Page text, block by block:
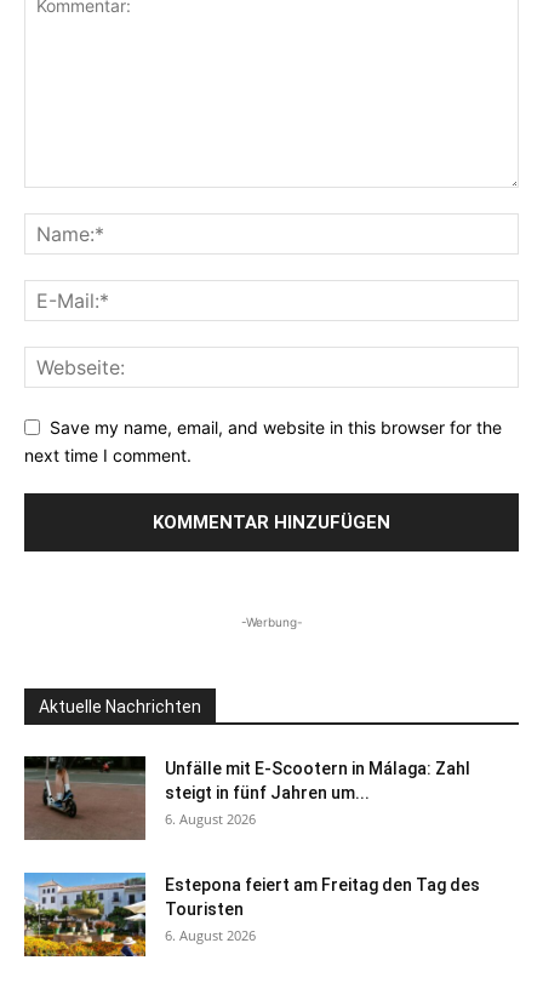
Save my name, email, and website in this browser for the
next time I comment.
-Werbung-
Aktuelle Nachrichten
Unfälle mit E-Scootern in Málaga: Zahl
steigt in fünf Jahren um...
6. August 2026
Estepona feiert am Freitag den Tag des
Touristen
6. August 2026